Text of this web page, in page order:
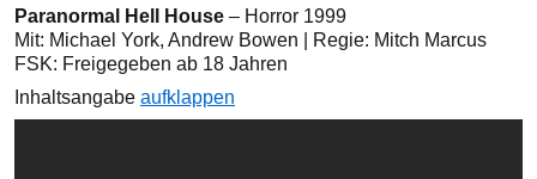
Paranormal Hell House – Horror 1999
Mit: Michael York, Andrew Bowen | Regie: Mitch Marcus
FSK: Freigegeben ab 18 Jahren
Inhaltsangabe aufklappen